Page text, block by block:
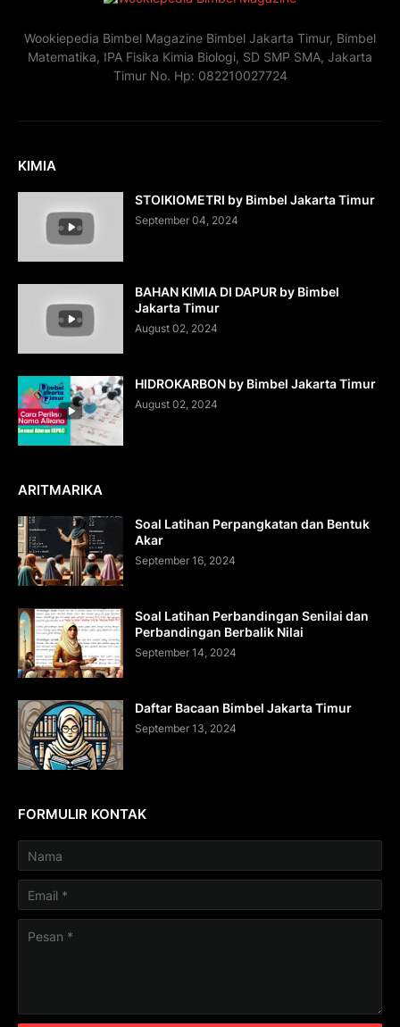
Wookiepedia Bimbel Magazine Bimbel Jakarta Timur, Bimbel
Matematika, IPA Fisika Kimia Biologi, SD SMP SMA, Jakarta
Timur No. Hp: 082210027724
KIMIA
STOIKIOMETRI by Bimbel Jakarta Timur
September 04, 2024
BAHAN KIMIA DI DAPUR by Bimbel
Jakarta Timur
August 02, 2024
HIDROKARBON by Bimbel Jakarta Timur
August 02, 2024
ARITMARIKA
Soal Latihan Perpangkatan dan Bentuk
Akar
September 16, 2024
Soal Latihan Perbandingan Senilai dan
Perbandingan Berbalik Nilai
September 14, 2024
Daftar Bacaan Bimbel Jakarta Timur
September 13, 2024
FORMULIR KONTAK